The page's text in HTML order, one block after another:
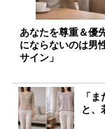
あなたを尊重＆優
にならないのは男
サイン」
「
と、